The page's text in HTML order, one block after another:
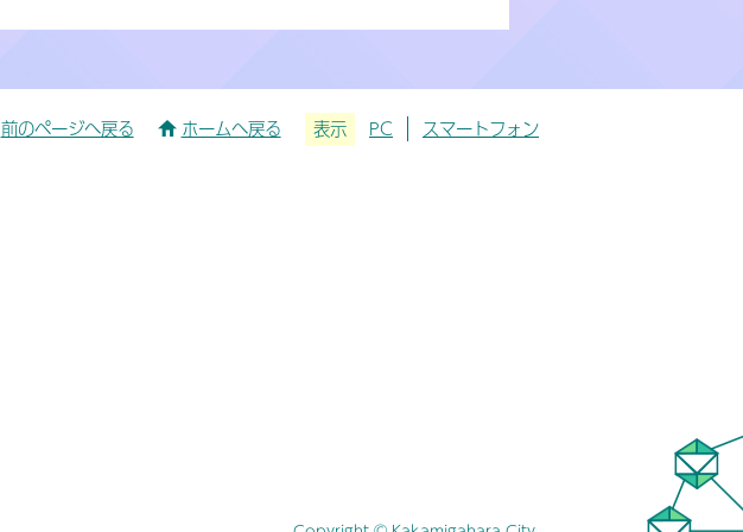
前のページへ戻る ホームへ戻る 表示 PC スマートフォン